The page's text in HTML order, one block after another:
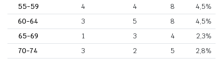
55-59
4 4 8
4,5%
60-64
3 5 8
4,5%
65-69
1 3 4
2,3%
70-74
3 2 5
2,8%